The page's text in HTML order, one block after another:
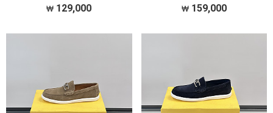
이저 공장에서 취급되는 모델 많이 없습니
129,000
적으로 취급하는 공장과제가 현지에서 직
159,000